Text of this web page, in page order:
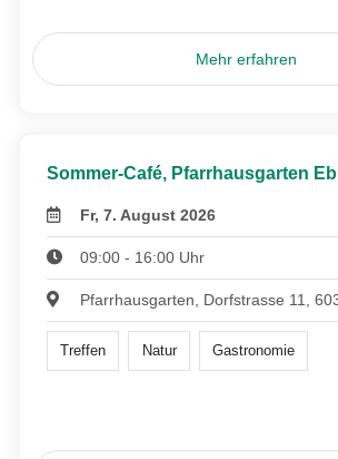
Mehr erfahren
Sommer-Café, Pfarrhausgarten
Fr, 7. August 2026
09:00 - 16:00 Uhr
Pfarrhausgarten, Dorfstrasse 11,
Treffen Natur Gastronomie